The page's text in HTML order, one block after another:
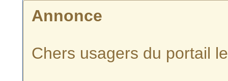
Annonce
Chers usagers du portail